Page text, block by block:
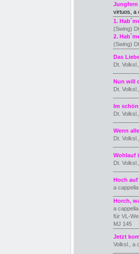
Jungfern
virtuos, a
1.
(Swing)
2.
(Swing)
Das
Dt.
Nun will
Dt.
Im
Dt.
Wenn
Dt.
Wohlauf
Dt.
Hoch auf
a
Horch,
a
für VL-
MJ 145
Jetzt
Volksl., a